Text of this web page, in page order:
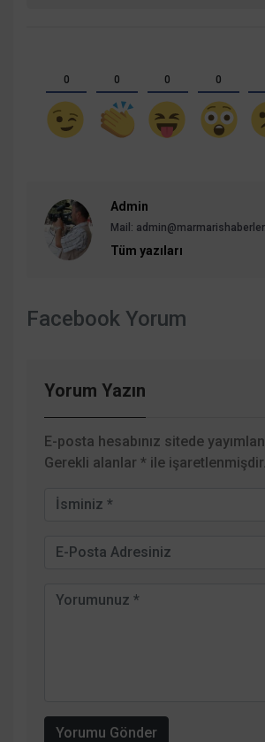
0 0 0 0
Admin
Mail:
Tüm yazıları
Facebook Yorum
Yorum Yazın
E-posta hesabınız sitede
Gerekli alanlar * ile işaretlenmişdir.
Yorumu Gönder